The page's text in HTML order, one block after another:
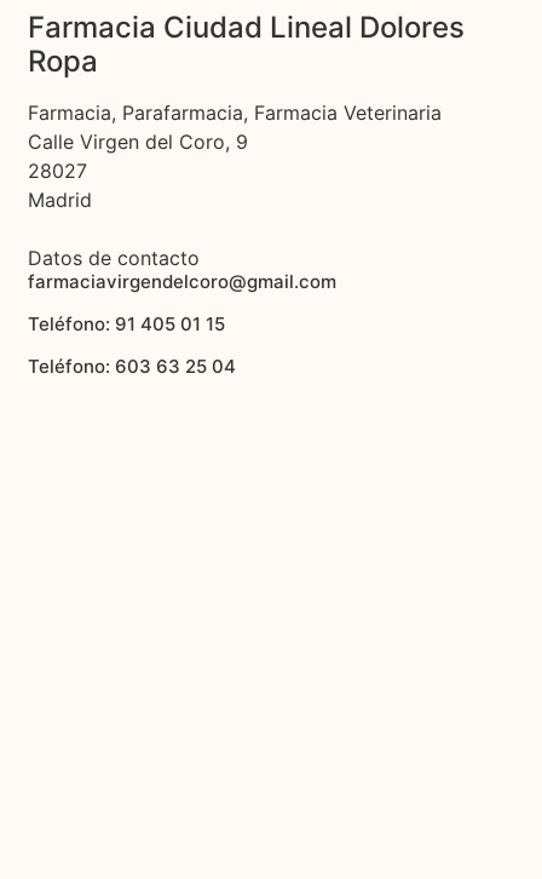
Farmacia Ciudad Lineal Dolores
Ropa
Farmacia, Parafarmacia, Farmacia Veterinaria
Calle Virgen del Coro, 9
28027
Madrid
Datos de contacto
farmaciavirgendelcoro@gmail.com
Teléfono: 91 405 01 15
Teléfono: 603 63 25 04